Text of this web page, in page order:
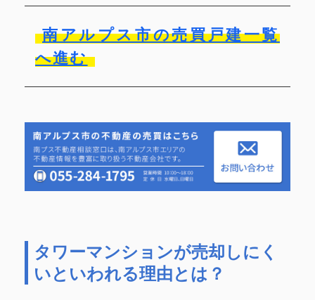
南アルプス市の売買戸建一覧
へ進む
タワーマンションが売却しにく
いといわれる理由とは？